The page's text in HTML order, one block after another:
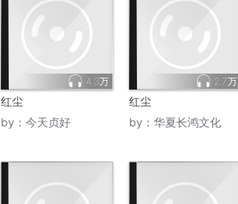
4.3万
红尘
by： 今天贞好
2.7万
红尘
by： 华夏长鸿文化